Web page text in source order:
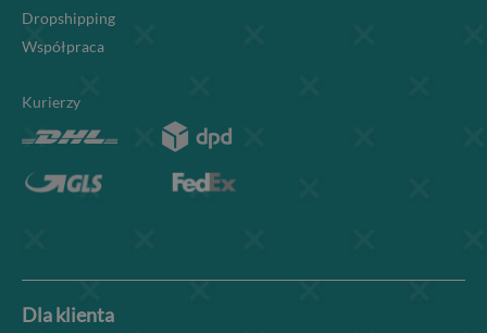
Dropshipping
Współpraca
Kurierzy
Dla klienta